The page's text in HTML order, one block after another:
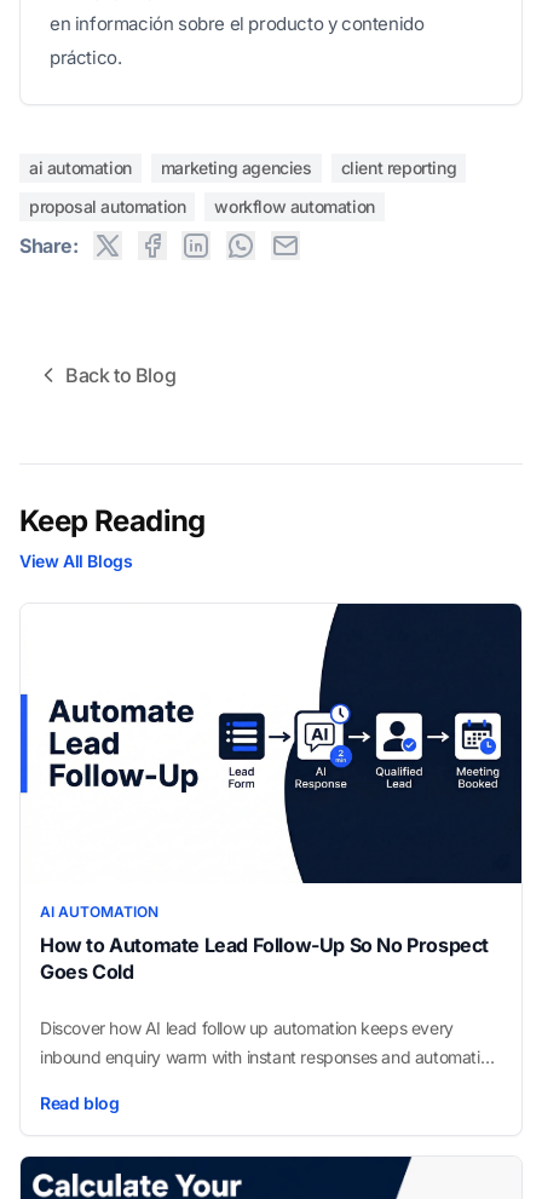
en información sobre el producto y contenido
práctico.
ai automation marketing agencies
client reporting
proposal automation
workflow automation
Share:
Back to Blog
Keep Reading
View All Blogs
AI AUTOMATION
How to Automate Lead Follow-Up So No Prospect
Goes Cold
Discover how AI lead follow up automation keeps every
inbound enquiry warm with instant responses and automatic
Read blog